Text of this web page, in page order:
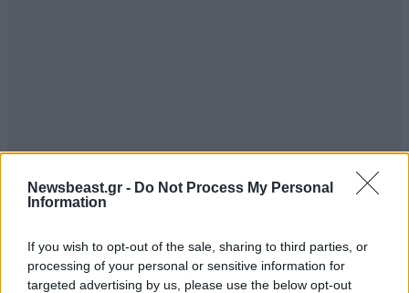
Newsbeast.gr - Do Not Process My Personal
Information
If you wish to opt-out of the sale, sharing to third parties, or
processing of your personal or sensitive information for
targeted advertising by us, please use the below opt-out
Εκπληξη. 16·05·2026 14:27
Απαντήστε